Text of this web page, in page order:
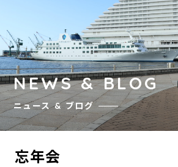
NEWS & BLOG
ニュース & ブログ
忘年会